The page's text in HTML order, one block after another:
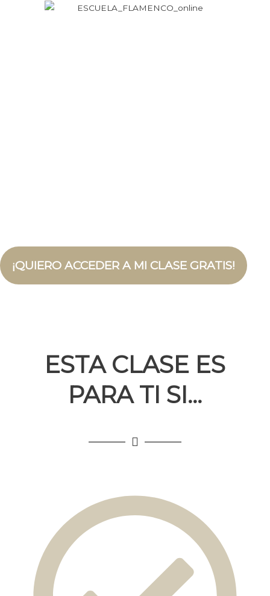
¡QUIERO ACCEDER A MI CLASE GRATIS!
ESTA CLASE ES
PARA TI SI...